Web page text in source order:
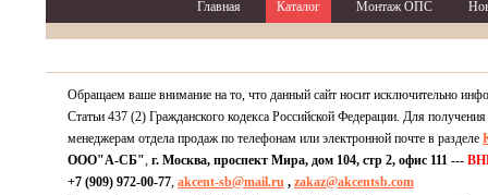
Главная Каталог Монтаж ОПС
Обращаем ваше внимание на то, что данный сайт носит исключительно
Статьи 437 (2) Гражданского кодекса Российской Федерации. Для
менеджерам отдела продаж по телефонам или электронной почте в разделе
ООО"А-СБ", г. Москва, проспект Мира, дом 104, стр 2, офис 111 ---
+7 (909) 972-00-77, akcent-sb@mail.ru , zakaz@akcentsb.com